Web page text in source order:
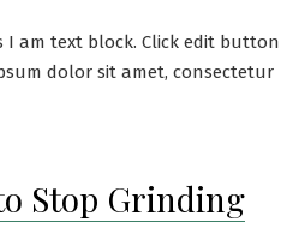
I am text block. Click edit button
dolor sit amet, consectetur
Stop Grinding